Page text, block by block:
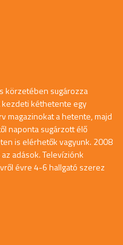
körzetében sugározza
kezdeti kéthetente egy
magazinokat a hetente, majd
naponta sugárzott élő
is elérhetők vagyunk. 2008
adások. Televíziónk
évre 4-6 hallgató szerez